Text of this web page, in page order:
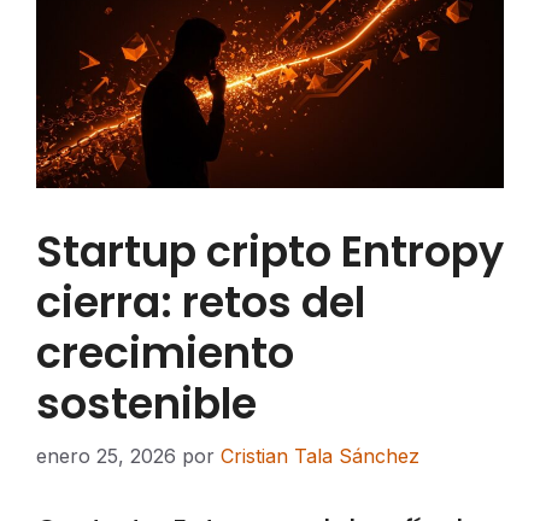
Startup cripto Entropy
cierra: retos del
crecimiento
sostenible
enero 25, 2026 por Cristian Tala Sánchez